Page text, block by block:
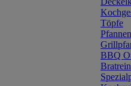
Töpfe
BBQ